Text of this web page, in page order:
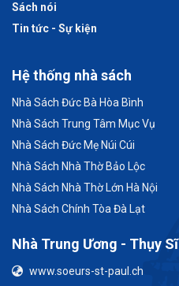
Sách nói
Tin tức - Sự kiện
Hệ thống nhà sách
Nhà Sách Đức Bà Hòa Bình
Nhà Sách Trung Tâm Mục Vụ
Nhà Sách Đức Mẹ Núi Cúi
Nhà Sách Nhà Thờ Bảo Lộc
Nhà Sách Nhà Thờ Lớn Hà Nội
Nhà Sách Chính Tòa Đà Lạt
Nhà Trung Ương - Thụy Sĩ
www.soeurs-st-paul.ch